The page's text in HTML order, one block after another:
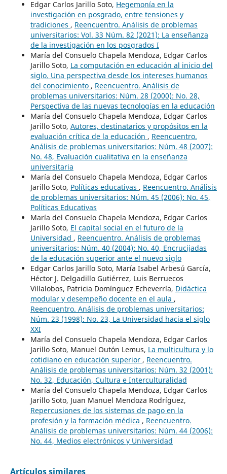
Edgar Carlos Jarillo Soto, Hegemonía en la
investigación en posgrado, entre tensiones y
tradiciones , Reencuentro. Análisis de problemas
universitarios: Vol. 33 Núm. 82 (2021): La enseñanza
de la investigación en los posgrados I
María del Consuelo Chapela Mendoza, Edgar Carlos
Jarillo Soto, La computación en educación al inicio del
siglo. Una perspectiva desde los intereses humanos
del conocimiento , Reencuentro. Análisis de
problemas universitarios: Núm. 28 (2000): No. 28,
Perspectiva de las nuevas tecnologías en la educación
María del Consuelo Chapela Mendoza, Edgar Carlos
Jarillo Soto, Autores, destinatarios y propósitos en la
evaluación crítica de la educación , Reencuentro.
Análisis de problemas universitarios: Núm. 48 (2007):
No. 48, Evaluación cualitativa en la enseñanza
universitaria
María del Consuelo Chapela Mendoza, Edgar Carlos
Jarillo Soto, Políticas educativas , Reencuentro. Análisis
de problemas universitarios: Núm. 45 (2006): No. 45,
Políticas Educativas
María del Consuelo Chapela Mendoza, Edgar Carlos
Jarillo Soto, El capital social en el futuro de la
Universidad , Reencuentro. Análisis de problemas
universitarios: Núm. 40 (2004): No. 40, Encrucijadas
de la educación superior ante el nuevo siglo
Edgar Carlos Jarillo Soto, María Isabel Arbesú García,
Héctor J. Delgadillo Gutiérrez, Luis Berruecos
Villalobos, Patricia Domínguez Echeverría, Didáctica
modular y desempeño docente en el aula ,
Reencuentro. Análisis de problemas universitarios:
Núm. 23 (1998): No. 23, La Universidad hacia el siglo
XXI
María del Consuelo Chapela Mendoza, Edgar Carlos
Jarillo Soto, Manuel Outón Lemus, La multicultura y lo
cotidiano en educación superior , Reencuentro.
Análisis de problemas universitarios: Núm. 32 (2001):
No. 32, Educación, Cultura e Interculturalidad
María del Consuelo Chapela Mendoza, Edgar Carlos
Jarillo Soto, Juan Manuel Mendoza Rodríguez,
Repercusiones de los sistemas de pago en la
profesión y la formación médica , Reencuentro.
Análisis de problemas universitarios: Núm. 44 (2006):
No. 44, Medios electrónicos y Universidad
Artículos similares